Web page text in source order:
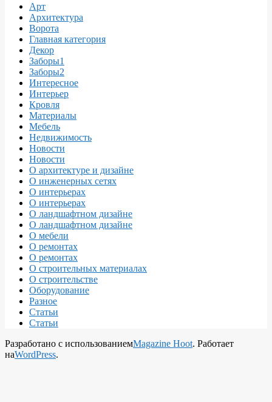
Арт
Архитектура
Ворота
Главная категория
Декор
Заборы1
Заборы2
Интересное
Интерьер
Кровля
Материалы
Мебель
Недвижимость
Новости
Новости
О архитектуре и дизайне
О инженерных сетях
О интерьерах
О интерьерах
О ландшафтном дизайне
О ландшафтном дизайне
О мебели
О ремонтах
О ремонтах
О строительных материалах
О строительстве
Оборудование
Разное
Статьи
Статьи
Разработано с использованиемMagazine Hoot. Работает
наWordPress.